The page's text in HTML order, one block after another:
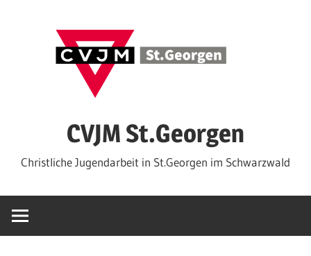
CVJM St.Georgen
Christliche Jugendarbeit in St.Georgen im Schwarzwald